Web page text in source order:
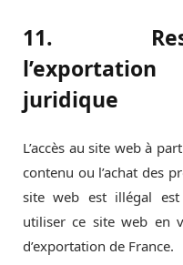
11.
juridique
L’accès au site web à
contenu ou l’achat des
site web est illégal
utiliser ce site web en
d’exportation de France.